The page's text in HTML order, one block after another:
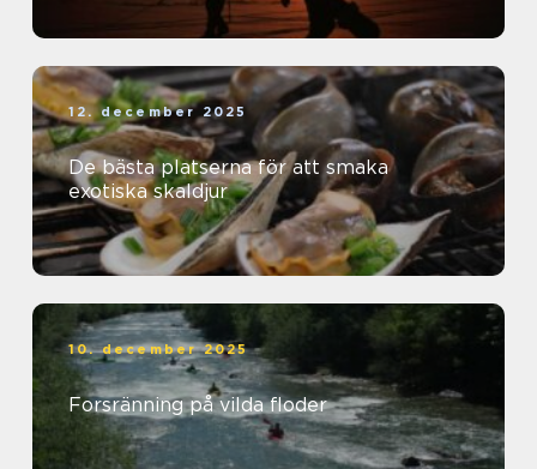
12. december 2025
De bästa platserna för att smaka
exotiska skaldjur
10. december 2025
Forsränning på vilda floder